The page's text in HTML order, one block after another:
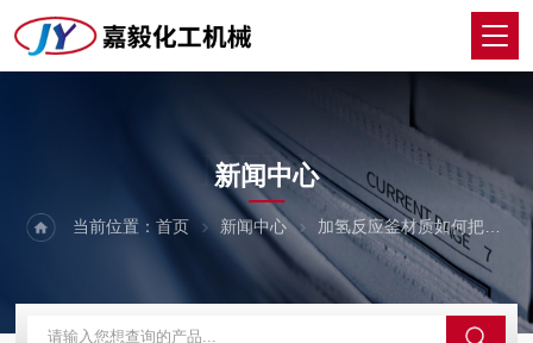
NEWS
新闻中心
当前位置：首页 新闻中心 加氢反应釜材质如何把关？